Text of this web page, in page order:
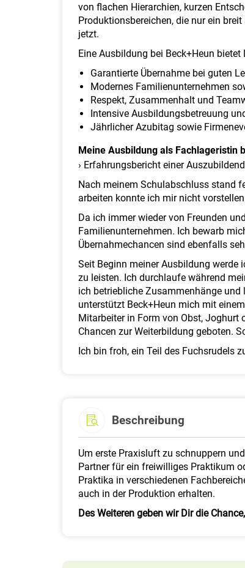
von flachen Hierarchien, kurzen
Produktionsbereichen, die nur ein
jetzt.
Eine Ausbildung bei Beck+Heun bietet
Garantierte Übernahme bei guten
Modernes Familienunternehmen
Respekt, Zusammenhalt und
Intensive Ausbildungsbetreuung
Jährlicher Azubitag sowie
Meine Ausbildung als Fachlageristin
› Erfahrungsbericht einer
Nach meinem Schulabschluss stand
arbeiten konnte ich mir nicht
Da ich immer wieder von Freunden
Familienunternehmen. Ich bewarb
Übernahmechancen sind ebenfalls
Seit Beginn meiner Ausbildung werde
zu leisten. Ich durchlaufe während
ich betriebliche Zusammenhänge und
unterstützt Beck+Heun mich mit
Mitarbeiter in Form von Obst, Joghurt
Chancen zur Weiterbildung geboten.
Ich bin froh, ein Teil des Fuchsrudels
Beschreibung
Um erste Praxisluft zu schnuppern
Partner für ein freiwilliges Praktikum
Praktika in verschiedenen
auch in der Produktion erhalten.
Des Weiteren geben wir Dir die